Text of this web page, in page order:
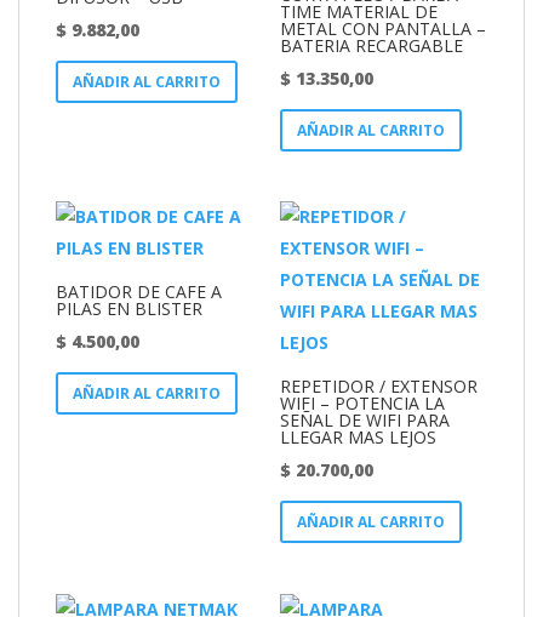
$ 9.882,00
AÑADIR AL CARRITO
TIME MATERIAL DE
METAL CON PANTALLA –
BATERIA RECARGABLE
$ 13.350,00
AÑADIR AL CARRITO
BATIDOR DE CAFE A
PILAS EN BLISTER
$ 4.500,00
AÑADIR AL CARRITO REPETIDOR / EXTENSOR
WIFI – POTENCIA LA
SEÑAL DE WIFI PARA
LLEGAR MAS LEJOS
$ 20.700,00
AÑADIR AL CARRITO